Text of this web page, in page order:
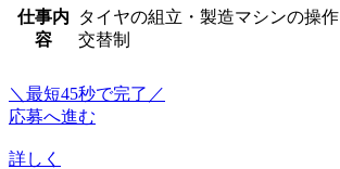
仕事内
容
タイヤの組立・製造マシンの操
交替制
＼最短45秒で完了／
応募へ進む
詳しく